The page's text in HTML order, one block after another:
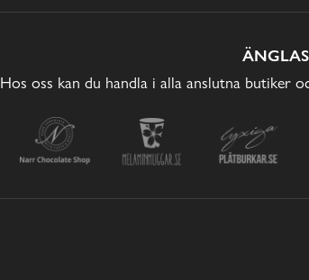
Hos oss kan du handla i alla anslutna butiker